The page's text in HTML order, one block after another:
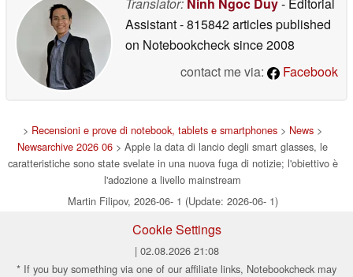
Assistant- 815842 articles published
on Notebookchecksince 2008
contact me via:
Facebook
> Recensioni e prove di notebook, tablets e smartphones > News >
Newsarchive 2026 06 > Apple la data di lancio degli smart glasses, le
caratteristiche sono state svelate in una nuova fuga di notizie; l'obiettivo è
l'adozione a livello mainstream
Martin Filipov, 2026-06- 1 (Update: 2026-06- 1)
Cookie Settings
| 02.08.2026 21:08
* If you buy something via one of our affiliate links, Notebookcheck may